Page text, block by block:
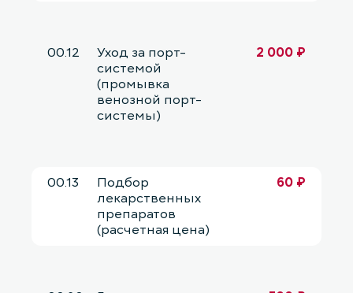
00.12
Уход за порт-
системой
(промывка
венозной порт-
системы)
2 000 ₽
00.13
Подбор
лекарственных
препаратов
(расчетная цена)
60 ₽